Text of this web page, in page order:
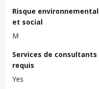
Risque environnemental
et social
M
Services de consultants
requis
Yes